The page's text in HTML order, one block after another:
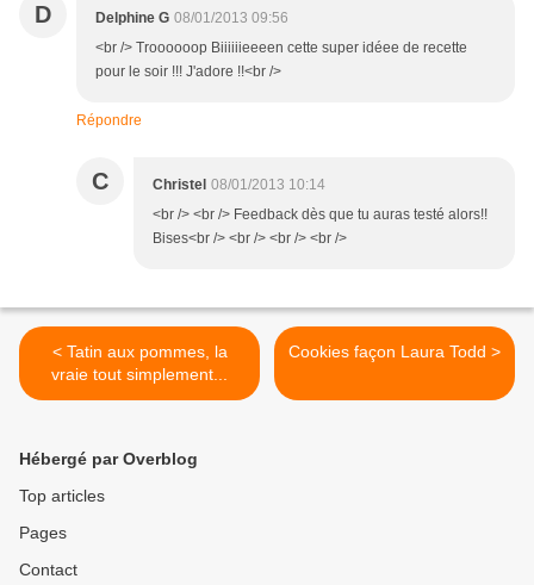
D Delphine G 08/01/2013 09:56
<br /> Troooooop Biiiiiieeeen cette super idéee de recette
pour le soir !!! J'adore !!<br />
Répondre
C Christel 08/01/2013 10:14
<br /> <br /> Feedback dès que tu auras testé alors!!
Bises<br /> <br /> <br /> <br />
< Tatin aux pommes, la
vraie tout simplement...
Cookies façon Laura Todd >
Hébergé par Overblog
Top articles
Pages
Contact